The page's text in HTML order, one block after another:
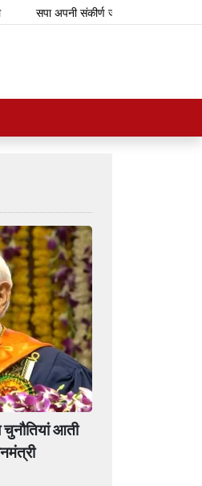
अपनी संकीर्ण जातिवादी राजनीति के लिए गिरगिट
आती